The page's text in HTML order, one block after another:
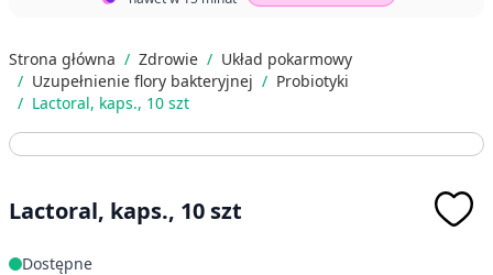
Strona główna / Zdrowie / Układ pokarmowy
/ Uzupełnienie flory bakteryjnej / Probiotyki
/ Lactoral, kaps., 10 szt
Lactoral, kaps., 10 szt
Dostępne